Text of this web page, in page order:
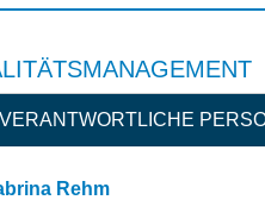
VERANTWORTLICHE
Rehm